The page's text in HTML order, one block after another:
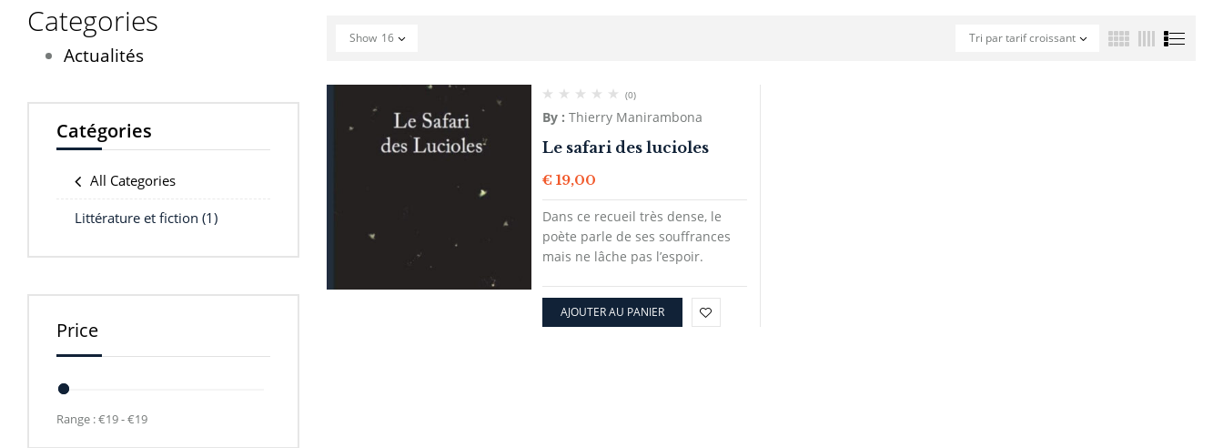
Categories
Actualités
Catégories
All Categories
Littérature et fiction (1)
Price
Range :€19 - €19
Tri par tarif croissant
Show 16
(0)
By : Thierry Manirambona
Le safari des lucioles
€ 19,00
Dans ce recueil très dense, le
poète parle de ses souffrances
mais ne lâche pas l’espoir.
AJOUTER AU PANIER